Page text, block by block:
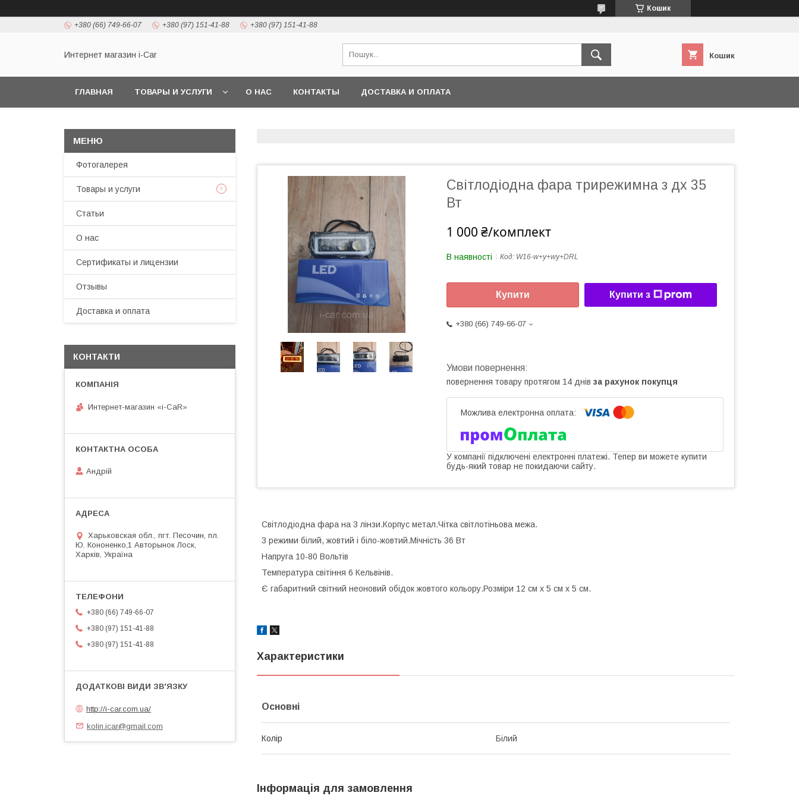
Кошик
+380 (66) 749-66-07 +380 (97) 151-41-88 +380 (97) 151-41-88
Интернет магазин i-Car Кошик
ГЛАВНАЯ ТОВАРЫ И УСЛУГИ О НАС КОНТАКТЫ ДОСТАВКА И ОПЛАТА
Світлодіодна фара трирежимна з дх 35
Вт
1 000 ₴/комплект
В наявності Код: W16-w+y+wy+DRL
Купити Купити з
+380 (66) 749-66-07
повернення товару протягом 14 днів за рахунок покупця
У компанії підключені електронні платежі. Тепер ви можете купити
будь-який товар не покидаючи сайту.
Світлодіодна фара на 3 лінзи.Корпус метал.Чітка світлотіньова межа.
3 режими білий, жовтий і біло-жовтий.Мічність 36 Вт
Напруга 10-80 Вольтів
Температура світіння 6 Кельвінів.
Є габаритний світний неоновий обідок жовтого кольору.Розміри 12 см х 5 см х 5 см.
Характеристики
Основні
Колір Білий
Інформація для замовлення
Фотогалерея
Товары и услуги
Статьи
О нас
Сертификаты и лицензии
Отзывы
Доставка и оплата
КОНТАКТИ
Интернет-магазин «i-CaR»
Андрiй
Харьковская обл., пгт. Песочин, пл.
Ю. Кононенко,1 Авторынок Лоск,
Харків, Україна
+380 (66) 749-66-07
+380 (97) 151-41-88
+380 (97) 151-41-88
http://i-car.com.ua/
kolin.icar@gmail.com